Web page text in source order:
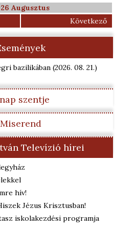
Augusztus
Következő
bazilikában (2026. 08. 21.)
szentje
Miserend
Televízió hírei
hív!
Jézus Krisztusban!
iskolakezdési programja